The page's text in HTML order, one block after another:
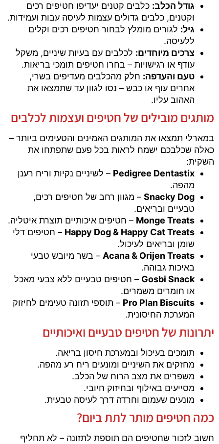
גודל הכלב: כלבים קטנים יעדיפו חטיפים רכים
וקטנים, כלבים גדולים עצמות לעיסה עבות ועמידות.
גיל: לגורים מומלץ לבחור חטיפים רכים וקלים
ללעיסה.
צרכים מיוחדים: לכלבים עם בעיות שיניים, משקל
עודף או רגישויות – בחרו חטיפים תומכי בריאות.
טעם והעדפה: חלק מהכלבים מעדיפים בשרי,
אחרים עוף או כבש – נסו לגוון עד שתמצאו את
האהוב עליו.
מותגים מובילים של חטיפים ועצמות לכלבים
במארלי תמצאו את המותגים האמינים והטעימים ביותר –
כאלה שכלבכם ישמח לראות בכל פעם שתפתחו את
השקית:
Pedigree Dentastix – לשיניים נקיות וריח רענן
מהפה.
Snacky Dog – מגוון רחב של חטיפים רכים,
טבעיים ובריאים.
Monge Treats – חטיפים איכותיים תוצרת איטליה.
Happy Dog & Happy Cat Treats – חטיפים דלי
שומן ובריאים לעיכול.
Acana & Orijen Treats – בשר מיובש טבעי
באיכות גבוהה.
Gosbi Snack – חטיפים טבעיים ללא צבעי מאכל
או חומרים משמרים.
Pro Plan Biscuits – תוספי תזונה טעימים לחיזוק
המערכת החיסונית.
יתרונות של חטיפים טבעיים ואיכותיים
תומכים בעיכול ובמערכת חיסון בריאה.
מחזקים את השיניים ומונעים ריח רע מהפה.
משפרים את מצב הרוח של הכלב.
מסייעים באילוף ובחיזוק חיובי.
מונעים שעמום וחרדה דרך לעיסה טבעית.
כמה חטיפים מותר לתת ביום?
חשוב לזכור שחטיפים הם תוספת לתזונה – לא תחליף